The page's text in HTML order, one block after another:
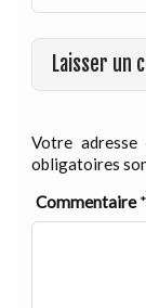
Laisser un
Votre
obligatoires
Commentaire*